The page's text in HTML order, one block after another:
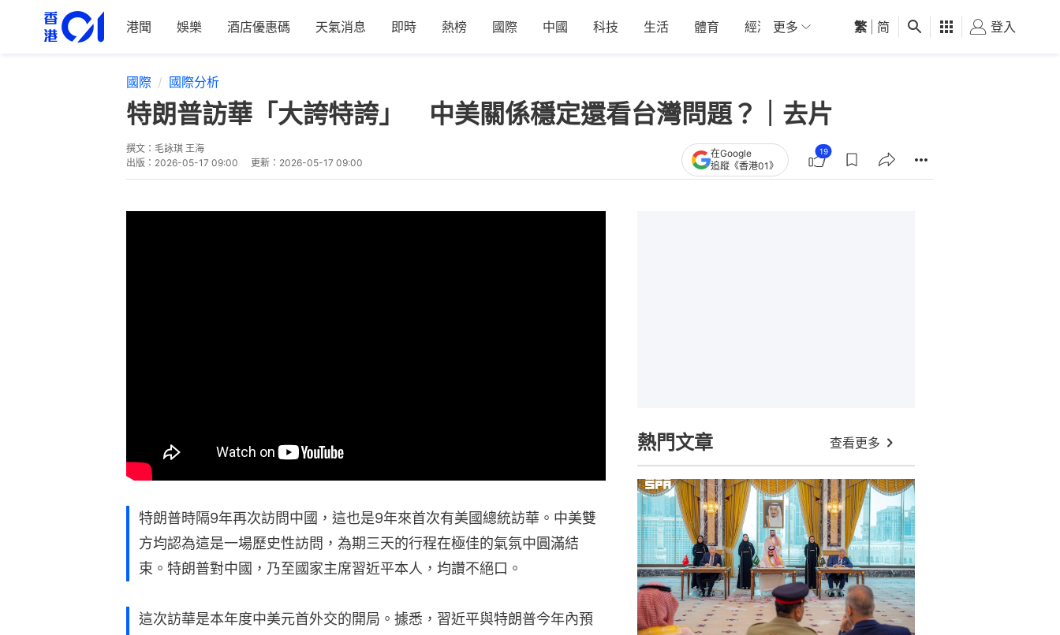
港聞 娛樂 酒店優惠碼 天氣消息 即時 熱榜 國際 中國 科技 生活 體育 經濟 01深圳 觀點 健康 好食玩飛
更多 繁 简 登入
國際 國際分析
特朗普訪華「大誇特誇」 中美關係穩定還看台灣問題？｜去片
撰文： 毛詠琪 王海
出版： 2026-05-17 09:00 更新： 2026-05-17 09:00
在Google
追蹤《香港01》
19
特朗普時隔9年再次訪問中國，這也是9年來首次有美國總統訪華。中美雙
方均認為這是一場歷史性訪問，為期三天的行程在極佳的氣氛中圓滿結
束。特朗普對中國，乃至國家主席習近平本人，均讚不絕口。
這次訪華是本年度中美元首外交的開局。據悉，習近平與特朗普今年內預
熱門文章 查看更多